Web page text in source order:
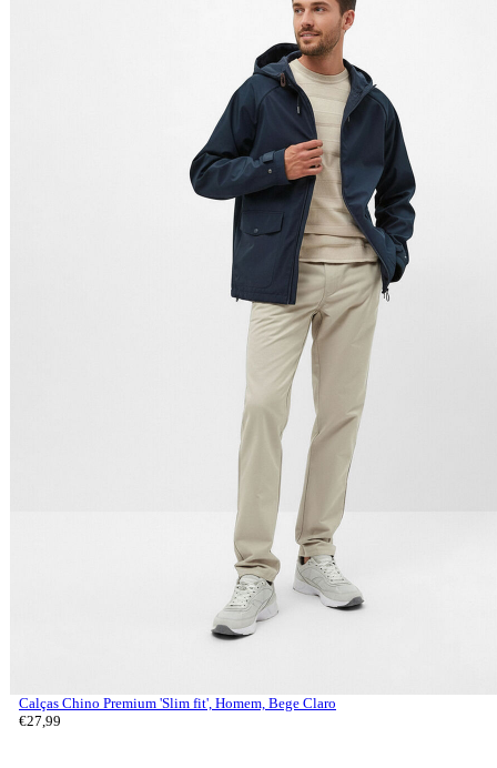
Calças Chino Premium 'Slim fit', Homem, Bege Claro
€27, 99